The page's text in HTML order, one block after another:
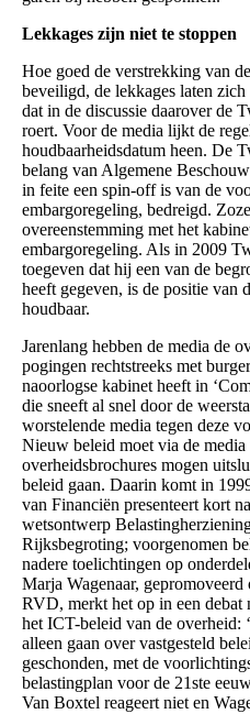
Lekkages zijn niet te stoppen
Hoe goed de verstrekking van
beveiligd, de lekkages laten
dat in de discussie daarover de
roert. Voor de media lijkt de
houdbaarheidsdatum heen. De
belang van Algemene
in feite een spin-off is van de
embargoregeling, bedreigd.
overeenstemming met het
embargoregeling. Als in 2009
toegeven dat hij een van de
heeft gegeven, is de positie van
houdbaar.
Jarenlang hebben de media de
pogingen rechtstreeks met
naoorlogse kabinet heeft in
die sneeft al snel door de
worstelende media tegen deze
Nieuw beleid moet via de media
overheidsbrochures mogen
beleid gaan. Daarin komt in
van Financiën presenteert kort
wetsontwerp
Rijksbegroting; voorgenomen
nadere toelichtingen op
Marja Wagenaar, gepromoveerd
RVD, merkt het op in een
het ICT-beleid van de overheid:
alleen gaan over vastgesteld
geschonden, met de
belastingplan voor de 21ste
Van Boxtel reageert niet en